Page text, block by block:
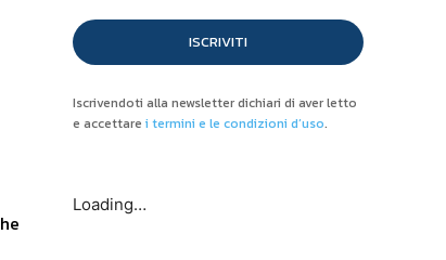
ISCRIVITI
Iscrivendoti alla newsletter dichiari di aver letto
e accettare i termini e le condizioni d’uso.
Loading…